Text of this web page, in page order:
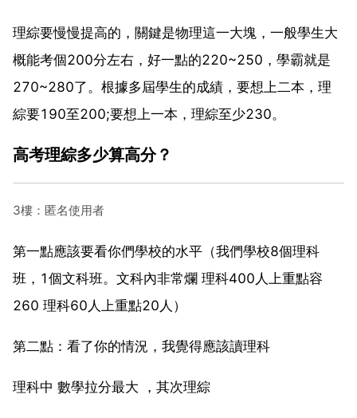
理綜要慢慢提高的，關鍵是物理這一大塊，一般學生大
概能考個200分左右，好一點的220~250，學霸就是
270~280了。根據多屆學生的成績，要想上二本，理
綜要190至200;要想上一本，理綜至少230。
高考理綜多少算高分？
3樓：匿名使用者
第一點應該要看你們學校的水平（我們學校8個理科
班，1個文科班。文科內非常爛 理科400人上重點容
260 理科60人上重點20人）
第二點：看了你的情況，我覺得應該讀理科
理科中 數學拉分最大 ，其次理綜